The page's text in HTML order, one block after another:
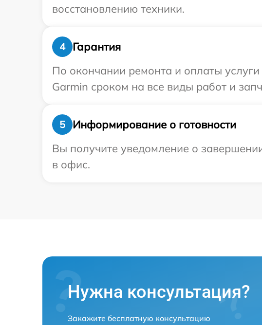
восстановлению техники.
4
Гарантия
По окончании ремонта и оплаты
Garmin сроком на все виды работ и
5
Информирование о готовности
Вы получите уведомление о
в офис.
Нужна консультация?
Закажите бесплатную консультацию